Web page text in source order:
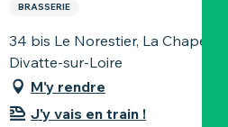
BRASSERIE
34 bis Le Norestier, La Chapelle
Divatte-sur-Loire
M'y rendre
J'y vais en train !